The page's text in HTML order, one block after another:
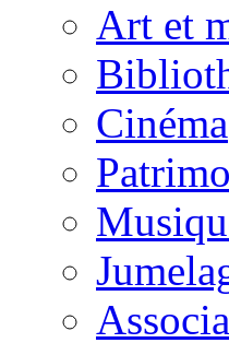
Art et
Cinéma